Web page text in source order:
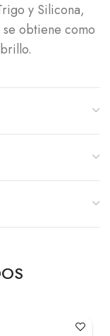
y Silicona,
obtiene como